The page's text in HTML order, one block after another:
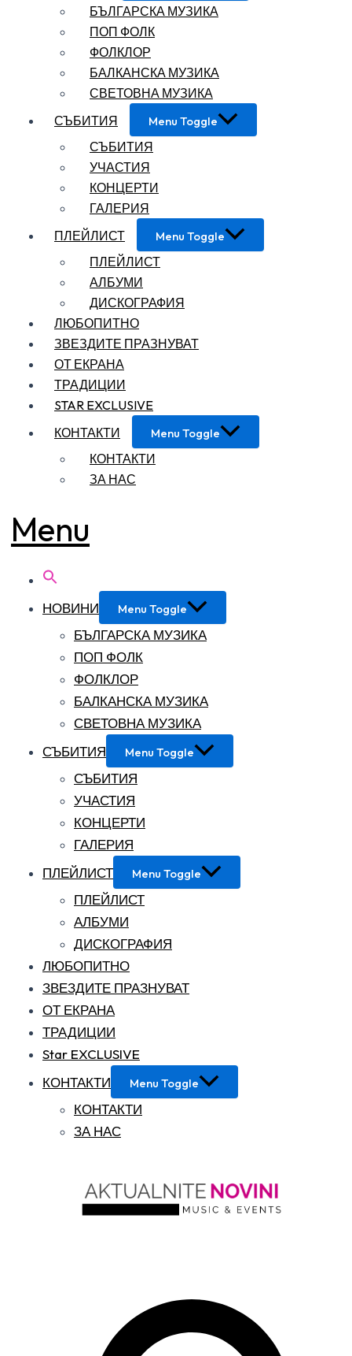
БЪЛГАРСКА МУЗИКА
ПОП ФОЛК
ФОЛКЛОР
БАЛКАНСКА МУЗИКА
СВЕТОВНА МУЗИКА
СЪБИТИЯ
Menu Toggle
СЪБИТИЯ
УЧАСТИЯ
КОНЦЕРТИ
ГАЛЕРИЯ
ПЛЕЙЛИСТ
Menu Toggle
ПЛЕЙЛИСТ
АЛБУМИ
ДИСКОГРАФИЯ
ЛЮБОПИТНО
ЗВЕЗДИТЕ ПРАЗНУВАТ
ОТ ЕКРАНА
ТРАДИЦИИ
STAR EXCLUSIVE
КОНТАКТИ
Menu Toggle
КОНТАКТИ
ЗА НАС
Menu
НОВИНИ Menu Toggle
БЪЛГАРСКА МУЗИКА
ПОП ФОЛК
ФОЛКЛОР
БАЛКАНСКА МУЗИКА
СВЕТОВНА МУЗИКА
СЪБИТИЯ
Menu Toggle
СЪБИТИЯ
УЧАСТИЯ
КОНЦЕРТИ
ГАЛЕРИЯ
ПЛЕЙЛИСТ
Menu Toggle
ПЛЕЙЛИСТ
АЛБУМИ
ДИСКОГРАФИЯ
ЛЮБОПИТНО
ЗВЕЗДИТЕ ПРАЗНУВАТ
ОТ ЕКРАНА
ТРАДИЦИИ
Star EXCLUSIVE
КОНТАКТИ
Menu Toggle
КОНТАКТИ
ЗА НАС